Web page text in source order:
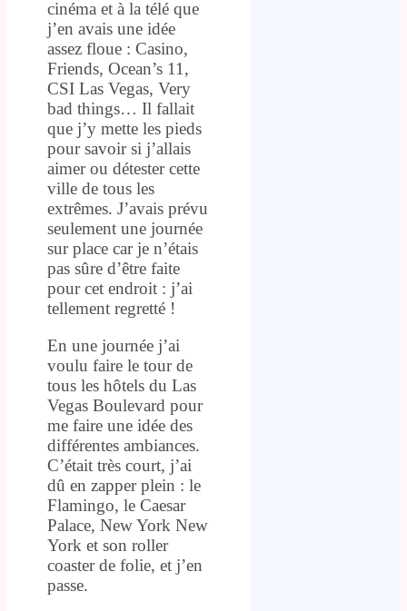
cinéma et à la télé que
j’en avais une idée
assez floue : Casino,
Friends, Ocean’s 11,
CSI Las Vegas, Very
bad things… Il fallait
que j’y mette les pieds
pour savoir si j’allais
aimer ou détester cette
ville de tous les
extrêmes. J’avais prévu
seulement une journée
sur place car je n’étais
pas sûre d’être faite
pour cet endroit : j’ai
tellement regretté !
En une journée j’ai
voulu faire le tour de
tous les hôtels du Las
Vegas Boulevard pour
me faire une idée des
différentes ambiances.
C’était très court, j’ai
dû en zapper plein : le
Flamingo, le Caesar
Palace, New York New
York et son roller
coaster de folie, et j’en
passe.